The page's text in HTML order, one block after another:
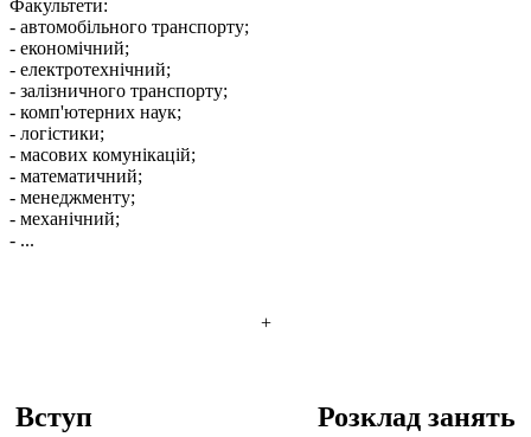
Факультети:
- автомобільного транспорту;
- економічний;
- електротехнічний;
- залізничного транспорту;
- комп'ютерних наук;
- логістики;
- масових комунікацій;
- математичний;
- менеджменту;
- механічний;
- ...
+
Вступ Розклад занять